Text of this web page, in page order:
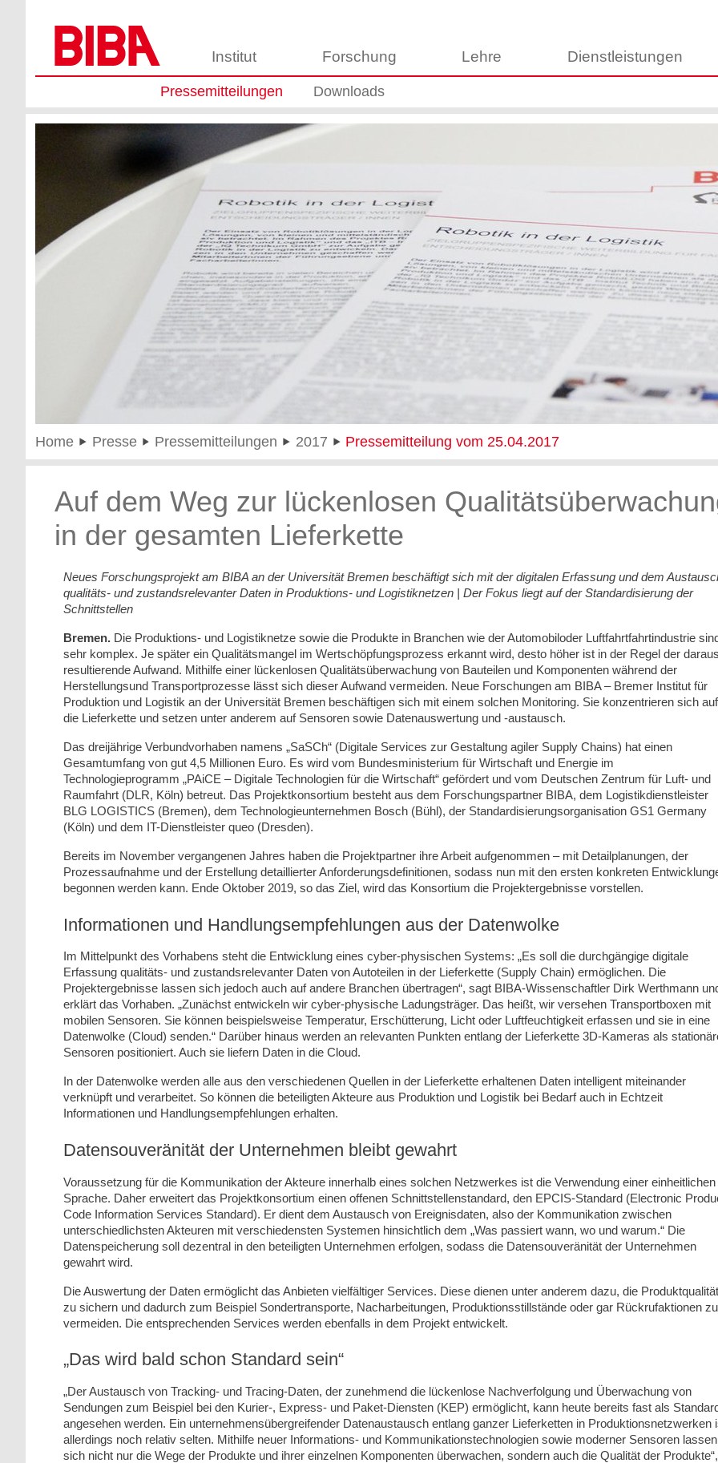
Institut Forschung Lehre Dienstleistungen
Pressemitteilungen Downloads
Home Presse Pressemitteilungen 2017 Pressemitteilung vom 25.04.2017
Auf dem Weg zur lückenlosen
in der gesamten Lieferkette
Neues Forschungsprojekt am BIBA an der Universität Bremen beschäftigt sich mit der digitalen Erfassung und dem
qualitäts- und zustandsrelevanter Daten in Produktions- und Logistiknetzen | Der Fokus liegt auf der Standardisierung der
Schnittstellen
Bremen. Die Produktions- und Logistiknetze sowie die Produkte in Branchen wie der Automobiloder Luftfahrtfahrtindustrie
sehr komplex. Je später ein Qualitätsmangel im Wertschöpfungsprozess erkannt wird, desto höher ist in der Regel der daraus
resultierende Aufwand. Mithilfe einer lückenlosen Qualitätsüberwachung von Bauteilen und Komponenten während der
Herstellungsund Transportprozesse lässt sich dieser Aufwand vermeiden. Neue Forschungen am BIBA – Bremer Institut für
Produktion und Logistik an der Universität Bremen beschäftigen sich mit einem solchen Monitoring. Sie konzentrieren sich auf
die Lieferkette und setzen unter anderem auf Sensoren sowie Datenauswertung und -austausch.
Das dreijährige Verbundvorhaben namens „SaSCh“ (Digitale Services zur Gestaltung agiler Supply Chains) hat einen
Gesamtumfang von gut 4,5 Millionen Euro. Es wird vom Bundesministerium für Wirtschaft und Energie im
Technologieprogramm „PAiCE – Digitale Technologien für die Wirtschaft“ gefördert und vom Deutschen Zentrum für Luft- und
Raumfahrt (DLR, Köln) betreut. Das Projektkonsortium besteht aus dem Forschungspartner BIBA, dem Logistikdienstleister
BLG LOGISTICS (Bremen), dem Technologieunternehmen Bosch (Bühl), der Standardisierungsorganisation GS1 Germany
(Köln) und dem IT-Dienstleister queo (Dresden).
Bereits im November vergangenen Jahres haben die Projektpartner ihre Arbeit aufgenommen – mit Detailplanungen, der
Prozessaufnahme und der Erstellung detaillierter Anforderungsdefinitionen, sodass nun mit den ersten konkreten
begonnen werden kann. Ende Oktober 2019, so das Ziel, wird das Konsortium die Projektergebnisse vorstellen.
Informationen und Handlungsempfehlungen aus der Datenwolke
Im Mittelpunkt des Vorhabens steht die Entwicklung eines cyber-physischen Systems: „Es soll die durchgängige digitale
Erfassung qualitäts- und zustandsrelevanter Daten von Autoteilen in der Lieferkette (Supply Chain) ermöglichen. Die
Projektergebnisse lassen sich jedoch auch auf andere Branchen übertragen“, sagt BIBA-Wissenschaftler Dirk Werthmann
erklärt das Vorhaben. „Zunächst entwickeln wir cyber-physische Ladungsträger. Das heißt, wir versehen Transportboxen mit
mobilen Sensoren. Sie können beispielsweise Temperatur, Erschütterung, Licht oder Luftfeuchtigkeit erfassen und sie in eine
Datenwolke (Cloud) senden.“ Darüber hinaus werden an relevanten Punkten entlang der Lieferkette 3D-Kameras als
Sensoren positioniert. Auch sie liefern Daten in die Cloud.
In der Datenwolke werden alle aus den verschiedenen Quellen in der Lieferkette erhaltenen Daten intelligent miteinander
verknüpft und verarbeitet. So können die beteiligten Akteure aus Produktion und Logistik bei Bedarf auch in Echtzeit
Informationen und Handlungsempfehlungen erhalten.
Datensouveränität der Unternehmen bleibt gewahrt
Voraussetzung für die Kommunikation der Akteure innerhalb eines solchen Netzwerkes ist die Verwendung einer einheitlichen
Sprache. Daher erweitert das Projektkonsortium einen offenen Schnittstellenstandard, den EPCIS-Standard (Electronic
Code Information Services Standard). Er dient dem Austausch von Ereignisdaten, also der Kommunikation zwischen
unterschiedlichsten Akteuren mit verschiedensten Systemen hinsichtlich dem „Was passiert wann, wo und warum.“ Die
Datenspeicherung soll dezentral in den beteiligten Unternehmen erfolgen, sodass die Datensouveränität der Unternehmen
gewahrt wird.
Die Auswertung der Daten ermöglicht das Anbieten vielfältiger Services. Diese dienen unter anderem dazu, die Produktqualität
zu sichern und dadurch zum Beispiel Sondertransporte, Nacharbeitungen, Produktionsstillstände oder gar Rückrufaktionen zu
vermeiden. Die entsprechenden Services werden ebenfalls in dem Projekt entwickelt.
„Das wird bald schon Standard sein“
„Der Austausch von Tracking- und Tracing-Daten, der zunehmend die lückenlose Nachverfolgung und Überwachung von
Sendungen zum Beispiel bei den Kurier-, Express- und Paket-Diensten (KEP) ermöglicht, kann heute bereits fast als
angesehen werden. Ein unternehmensübergreifender Datenaustausch entlang ganzer Lieferketten in Produktionsnetzwerken
allerdings noch relativ selten. Mithilfe neuer Informations- und Kommunikationstechnologien sowie moderner Sensoren lassen
sich nicht nur die Wege der Produkte und ihrer einzelnen Komponenten überwachen, sondern auch die Qualität der Produkte“,